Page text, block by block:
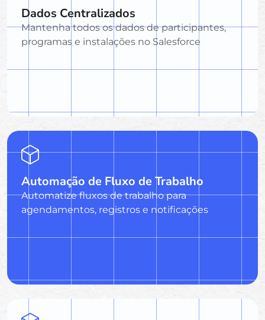
Dados Centralizados
Mantenha todos os dados de participantes,
programas e instalações no Salesforce
Automação de Fluxo de Trabalho
Automatize fluxos de trabalho para
agendamentos, registros e notificações